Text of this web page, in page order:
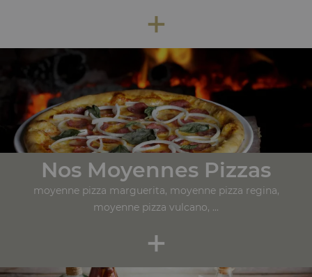
+
Nos Moyennes Pizzas
moyenne pizza marguerita, moyenne pizza regina,
moyenne pizza vulcano, ...
+